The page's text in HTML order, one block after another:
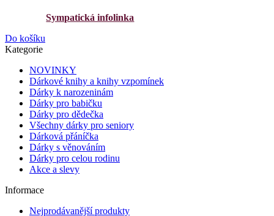
Sympatická infolinka
Do košíku
Kategorie
NOVINKY
Dárkové knihy a knihy vzpomínek
Dárky k narozeninám
Dárky pro babičku
Dárky pro dědečka
Všechny dárky pro seniory
Dárková přáníčka
Dárky s věnováním
Dárky pro celou rodinu
Akce a slevy
Informace
Nejprodávanější produkty